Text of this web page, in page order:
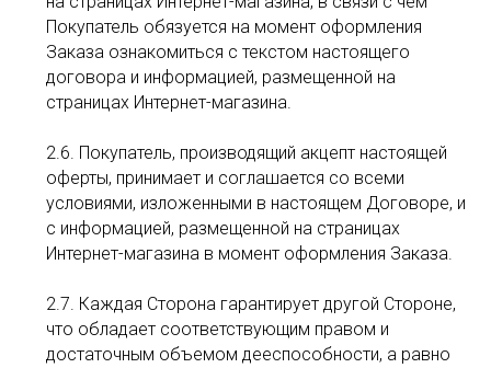
Покупатель обязуется на момент оформления
Заказа ознакомиться с текстом настоящего
договора и информацией, размещенной на
страницах Интернет-магазина.
2.6. Покупатель, производящий акцепт настоящей
оферты, принимает и соглашается со всеми
условиями, изложенными в настоящем Договоре, и
с информацией, размещенной на страницах
Интернет-магазина в момент оформления Заказа.
2.7. Каждая Сторона гарантирует другой Стороне,
что обладает соответствующим правом и
достаточным объемом дееспособности, а равно